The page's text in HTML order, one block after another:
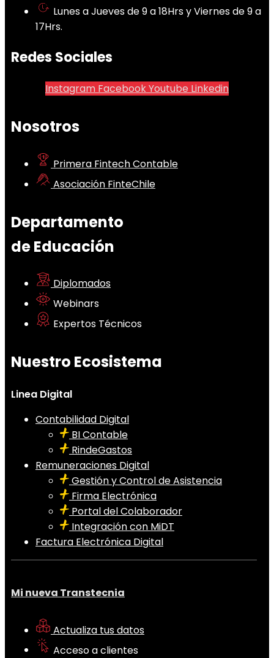
Lunes a Jueves de 9 a 18Hrs y Viernes de 9 a
17Hrs.
Redes Sociales
Instagram FacebookYoutube Linkedin
Nosotros
Primera Fintech Contable
Asociación FinteChile
Departamento
de Educación
Diplomados
Webinars
Expertos Técnicos
Nuestro Ecosistema
Linea Digital
Contabilidad Digital
BI Contable
RindeGastos
Remuneraciones Digital
Gestión y Control de Asistencia
Firma Electrónica
Portal del Colaborador
Integración con MiDT
Factura Electrónica Digital
Mi nueva Transtecnia
Actualiza tus datos
Acceso a clientes